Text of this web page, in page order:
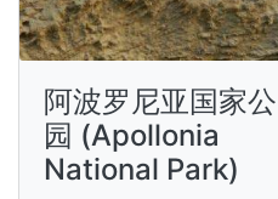
阿波罗尼亚国家公
园 (Apollonia
National Park)